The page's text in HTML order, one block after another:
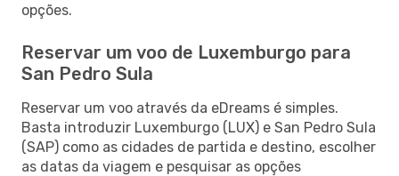
opções.
Reservar um voo de Luxemburgo para
San Pedro Sula
Reservar um voo através da eDreams é simples.
Basta introduzir Luxemburgo (LUX) e San Pedro Sula
(SAP) como as cidades de partida e destino, escolher
as datas da viagem e pesquisar as opções